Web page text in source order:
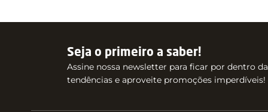
Seja o primeiro a saber!
Assine nossa newsletter para ficar por dentro
tendências e aproveite promoções imperdíveis!